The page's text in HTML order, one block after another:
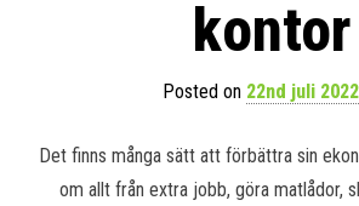
kontor
Posted on 22nd juli 2022
Det finns många sätt att förbättra sin
om allt från extra jobb, göra matlådor,